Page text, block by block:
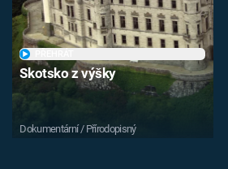
Skotsko z výšky
Dokumentární / Přírodopisný